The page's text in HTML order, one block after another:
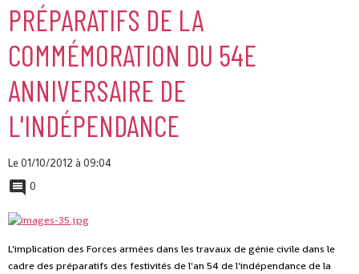
PRÉPARATIFS DE LA
COMMÉMORATION DU 54E
ANNIVERSAIRE DE
L'INDÉPENDANCE
Le 01/10/2012 à 09:04
0
L'implication des Forces armées dans les travaux de génie civile dans le
cadre des préparatifs des festivités de l'an 54 de l'indépendance de la